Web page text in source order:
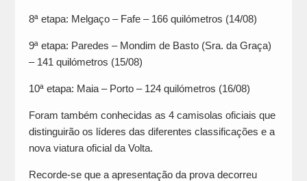
8ª etapa: Melgaço – Fafe – 166 quilómetros (14/08)
9ª etapa: Paredes – Mondim de Basto (Sra. da Graça)
– 141 quilómetros (15/08)
10ª etapa: Maia – Porto – 124 quilómetros (16/08)
Foram também conhecidas as 4 camisolas oficiais que
distinguirão os líderes das diferentes classificações e a
nova viatura oficial da Volta.
Recorde-se que a apresentação da prova decorreu